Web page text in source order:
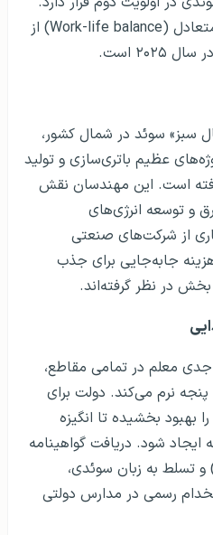
حقوق رقابتی و فرهنگ کاری متعادل (Work-life balance) از
است.
سبز» سوئد در شمال کشور،
عظیم باتری‌سازی و تولید
است. این مهندسان نقش
و توسعه انرژی‌های
از شرکت‌های صنعتی
جابه‌جایی برای جذب
در نظر گرفته‌اند.
با کمبود جدی معلم در تمامی مقاطع،
نرم می‌کند. دولت برای
بخشیده تا انگیزه
ایجاد شود. دریافت گواهینامه
و تسلط به زبان سوئدی،
رسمی در مدارس دولتی